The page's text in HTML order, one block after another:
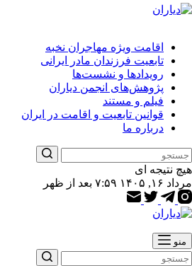
اقامت ویژه مهاجران نخبه
تابعیت فرزندان مادر ایرانی
رویدادها و نشست‌ها
پژوهش‌های انجمن دیاران
فیلم و مستند
قوانین تابعیت و اقامت در ایران
درباره ما
هیچ نتیجه ای
مرداد ۱۶, ۱۴۰۵ ۷:۵۹ بعد از ظهر
منو